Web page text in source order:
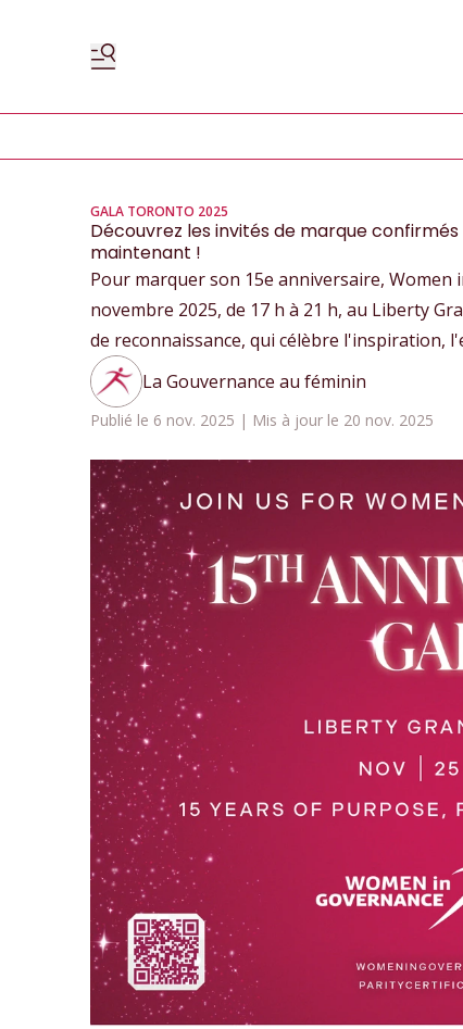
GALA TORONTO 2025
Découvrez les invités de marque
maintenant !
Pour marquer son 15e anniversaire, Women
novembre 2025, de 17 h à 21 h, au Liberty
de reconnaissance, qui célèbre l'inspiration,
La Gouvernance au féminin
Publié le 6 nov. 2025 | Mis à jour le 20 nov. 2025